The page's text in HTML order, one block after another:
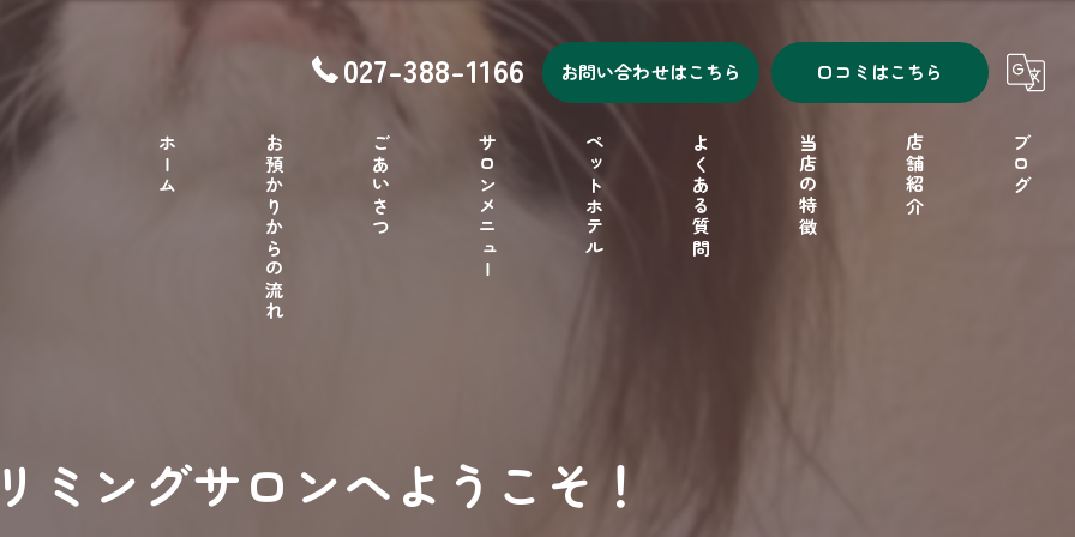
027-388-1166 お問い合わせはこちら 口コミはこちら
ホーム お預かりからの流れ ごあいさつ サロンメニュー ペットホテル よくある質問 当店の特徴 店舗紹介 ブログ
ミングサロンへようこそ！